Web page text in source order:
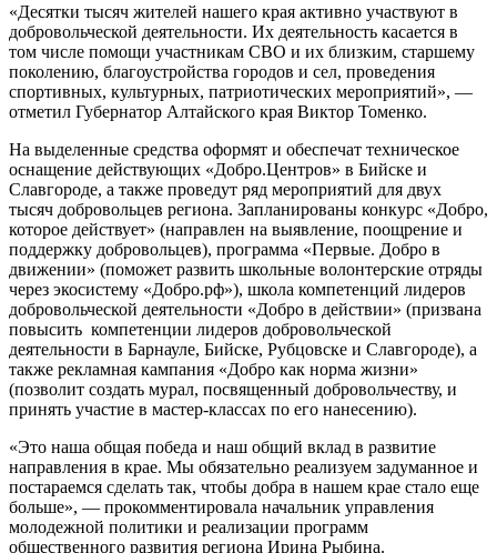
«Десятки тысяч жителей нашего края активно участвуют в
добровольческой деятельности. Их деятельность касается в
том числе помощи участникам СВО и их близким, старшему
поколению, благоустройства городов и сел, проведения
спортивных, культурных, патриотических мероприятий», —
отметил Губернатор Алтайского края Виктор Томенко.
На выделенные средства оформят и обеспечат техническое
оснащение действующих «Добро.Центров» в Бийске и
Славгороде, а также проведут ряд мероприятий для двух
тысяч добровольцев региона. Запланированы конкурс «Добро,
которое действует» (направлен на выявление, поощрение и
поддержку добровольцев), программа «Первые. Добро в
движении» (поможет развить школьные волонтерские отряды
через экосистему «Добро.рф»), школа компетенций лидеров
добровольческой деятельности «Добро в действии» (призвана
повысить компетенции лидеров добровольческой
деятельности в Барнауле, Бийске, Рубцовске и Славгороде), а
также рекламная кампания «Добро как норма жизни»
(позволит создать мурал, посвященный добровольчеству, и
принять участие в мастер-классах по его нанесению).
«Это наша общая победа и наш общий вклад в развитие
направления в крае. Мы обязательно реализуем задуманное и
постараемся сделать так, чтобы добра в нашем крае стало еще
больше», — прокомментировала начальник управления
молодежной политики и реализации программ
общественного развития региона Ирина Рыбина.